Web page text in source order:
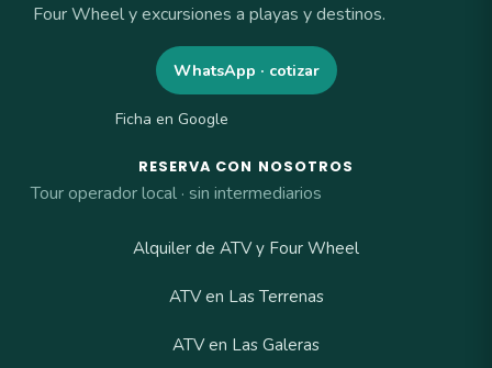
Four Wheel y excursiones a playas y destinos.
WhatsApp · cotizar
Ficha en Google
RESERVA CON NOSOTROS
Tour operador local · sin intermediarios
Alquiler de ATV y Four Wheel
ATV en Las Terrenas
ATV en Las Galeras